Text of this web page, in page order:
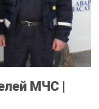
МЧС |